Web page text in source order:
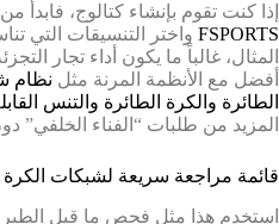
إذا كنت تقوم بإنشاء كتالوج، فابدأ من
FSPORTS واختر التنسيقات التي
المثال، غالباً ما يكون أداء تجار
أفضل مع الأنظمة المرنة مثل نظام
الطائرة والكرة الطائرة والتنس
المزيد من طلبات “الفناء الخلفي”
قائمة مراجعة سريعة لشبكات الكرة
استخدم هذا مثل فحص ما قبل